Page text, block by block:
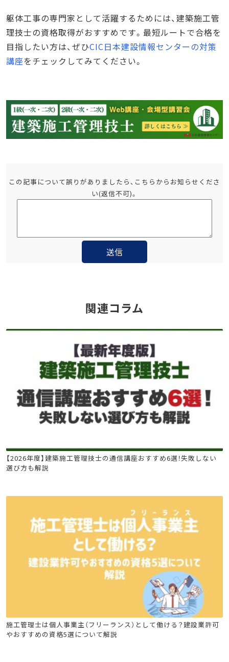
躯体工事の専門家として活躍するためには、建築施工管
理技士の資格取得がおすすめです。最短ルートで合格を
目指したい方は、ぜひCIC日本建設情報センターの対策
講座をチェックしてみてください。
この記事について誤りがありましたら、こちらからお知らせくださ
い(返信不可)。
関連コラム
建築施工管理技士
【2026年度】建築施工管理技士の通信講座おすすめ6選！失敗しない
選び方も解説
建設キャリア転職 建築施工管理技士 土木施工管理技士
電気工事施工管理技士 管工事施工管理技士
施工管理士は個人事業主（フリーランス）として働ける？建設業許可
やおすすめの資格5選について解説